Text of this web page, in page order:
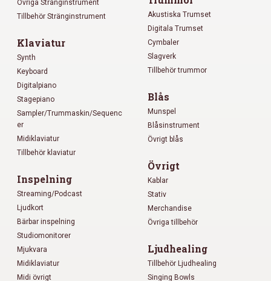
Övriga Stränginstrument
Tillbehör Stränginstrument
Klaviatur
Synth
Keyboard
Digitalpiano
Stagepiano
Sampler/Trummaskin/Sequenc
er
Midiklaviatur
Tillbehör klaviatur
Inspelning
Streaming/Podcast
Ljudkort
Bärbar inspelning
Studiomonitorer
Mjukvara
Midiklaviatur
Midi övrigt
Akustiska Trumset
Digitala Trumset
Cymbaler
Slagverk
Tillbehör trummor
Blås
Munspel
Blåsinstrument
Övrigt blås
Övrigt
Kablar
Stativ
Merchandise
Övriga tillbehör
Ljudhealing
Tillbehör Ljudhealing
Singing Bowls